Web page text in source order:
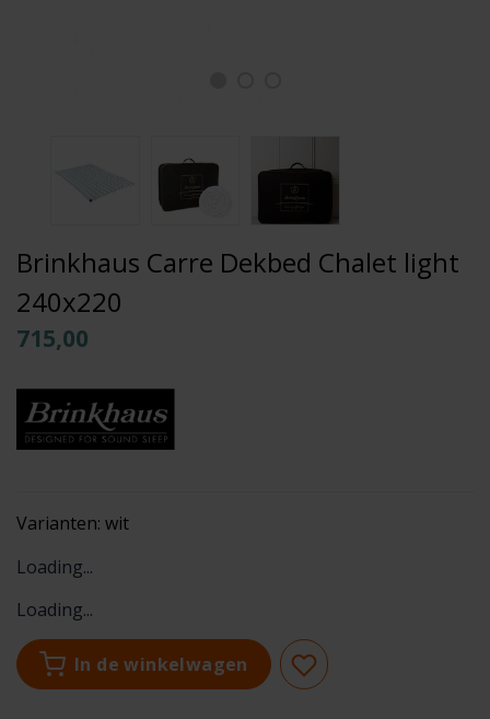
Brinkhaus Carre Dekbed Chalet light
240x220
715,00
Varianten: wit
Loading...
Loading...
In de winkelwagen